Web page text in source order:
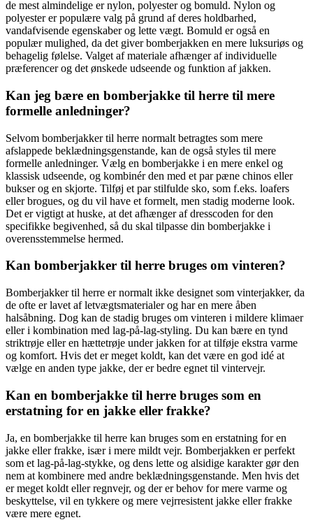
de mest almindelige er nylon, polyester og bomuld. Nylon og
polyester er populære valg på grund af deres holdbarhed,
vandafvisende egenskaber og lette vægt. Bomuld er også en
populær mulighed, da det giver bomberjakken en mere luksuriøs og
behagelig følelse. Valget af materiale afhænger af individuelle
præferencer og det ønskede udseende og funktion af jakken.
Kan jeg bære en bomberjakke til herre til mere
formelle anledninger?
Selvom bomberjakker til herre normalt betragtes som mere
afslappede beklædningsgenstande, kan de også styles til mere
formelle anledninger. Vælg en bomberjakke i en mere enkel og
klassisk udseende, og kombinér den med et par pæne chinos eller
bukser og en skjorte. Tilføj et par stilfulde sko, som f.eks. loafers
eller brogues, og du vil have et formelt, men stadig moderne look.
Det er vigtigt at huske, at det afhænger af dresscoden for den
specifikke begivenhed, så du skal tilpasse din bomberjakke i
overensstemmelse hermed.
Kan bomberjakker til herre bruges om vinteren?
Bomberjakker til herre er normalt ikke designet som vinterjakker, da
de ofte er lavet af letvægtsmaterialer og har en mere åben
halsåbning. Dog kan de stadig bruges om vinteren i mildere klimaer
eller i kombination med lag-på-lag-styling. Du kan bære en tynd
striktrøje eller en hættetrøje under jakken for at tilføje ekstra varme
og komfort. Hvis det er meget koldt, kan det være en god idé at
vælge en anden type jakke, der er bedre egnet til vintervejr.
Kan en bomberjakke til herre bruges som en
erstatning for en jakke eller frakke?
Ja, en bomberjakke til herre kan bruges som en erstatning for en
jakke eller frakke, især i mere mildt vejr. Bomberjakken er perfekt
som et lag-på-lag-stykke, og dens lette og alsidige karakter gør den
nem at kombinere med andre beklædningsgenstande. Men hvis det
er meget koldt eller regnvejr, og der er behov for mere varme og
beskyttelse, vil en tykkere og mere vejrresistent jakke eller frakke
være mere egnet.